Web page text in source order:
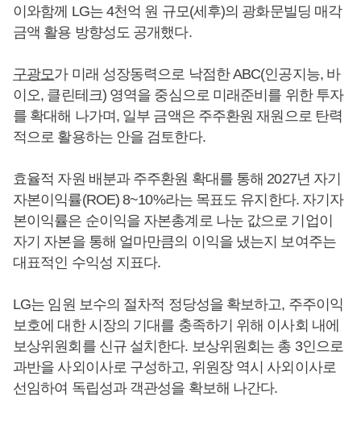
이와함께 LG는 4천억 원 규모(세후)의 광화문빌딩 매각
금액 활용 방향성도 공개했다.
구광모가 미래 성장동력으로 낙점한 ABC(인공지능, 바
이오, 클린테크) 영역을 중심으로 미래준비를 위한 투자
를 확대해 나가며, 일부 금액은 주주환원 재원으로 탄력
적으로 활용하는 안을 검토한다.
효율적 자원 배분과 주주환원 확대를 통해 2027년 자기
자본이익률(ROE) 8~10%라는 목표도 유지한다. 자기자
본이익률은 순이익을 자본총계로 나눈 값으로 기업이
자기 자본을 통해 얼마만큼의 이익을 냈는지 보여주는
대표적인 수익성 지표다.
LG는 임원 보수의 절차적 정당성을 확보하고, 주주이익
보호에 대한 시장의 기대를 충족하기 위해 이사회 내에
보상위원회를 신규 설치한다. 보상위원회는 총 3인으로
과반을 사외이사로 구성하고, 위원장 역시 사외이사로
선임하여 독립성과 객관성을 확보해 나간다.